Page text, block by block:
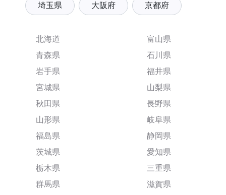
埼玉県 大阪府 京都府
北海道
青森県
岩手県
宮城県
秋田県
山形県
福島県
茨城県
栃木県
群馬県
富山県
石川県
福井県
山梨県
長野県
岐阜県
静岡県
愛知県
三重県
滋賀県